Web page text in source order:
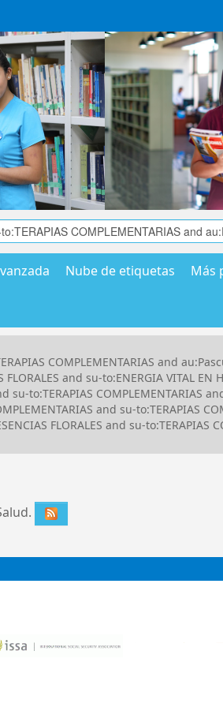
Nube de etiquetas Más
COMPLEMENTARIAS and
and su-to:ENERGIA VITAL EN
su-to:TERAPIAS
and su-to:TERAPIAS
FLORALES and su-to:TERAPIAS